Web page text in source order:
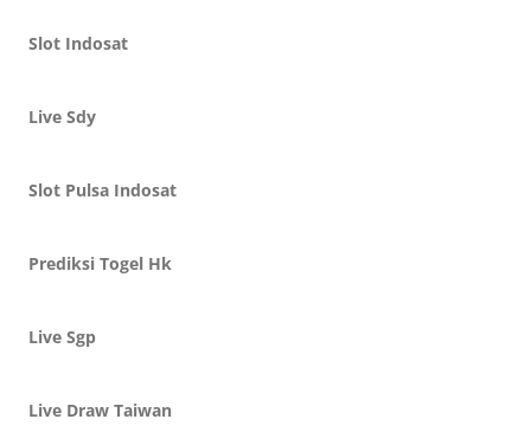
Slot Indosat
Live Sdy
Slot Pulsa Indosat
Prediksi Togel Hk
Live Sgp
Live Draw Taiwan